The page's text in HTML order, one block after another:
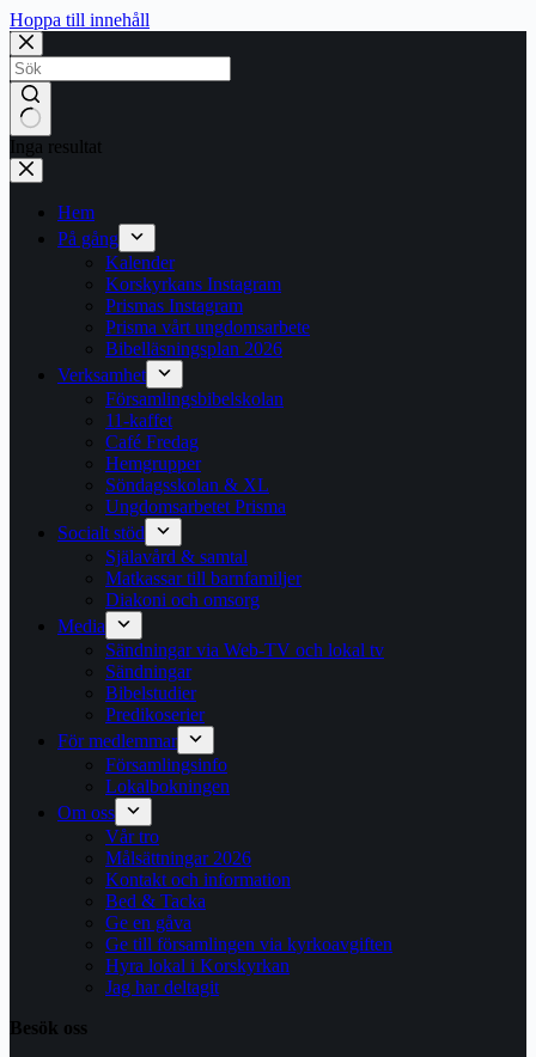
Hoppa till innehåll
Inga resultat
Hem
På gång
Kalender
Korskyrkans Instagram
Prismas Instagram
Prisma vårt ungdomsarbete
Bibelläsningsplan 2026
Verksamhet
Församlingsbibelskolan
11-kaffet
Café Fredag
Hemgrupper
Söndagsskolan & XL
Ungdomsarbetet Prisma
Socialt stöd
Själavård & samtal
Matkassar till barnfamiljer
Diakoni och omsorg
Media
Sändningar via Web-TV och lokal tv
Sändningar
Bibelstudier
Predikoserier
För medlemmar
Församlingsinfo
Lokalbokningen
Om oss
Vår tro
Målsättningar 2026
Kontakt och information
Bed & Tacka
Ge en gåva
Ge till församlingen via kyrkoavgiften
Hyra lokal i Korskyrkan
Jag har deltagit
Besök oss